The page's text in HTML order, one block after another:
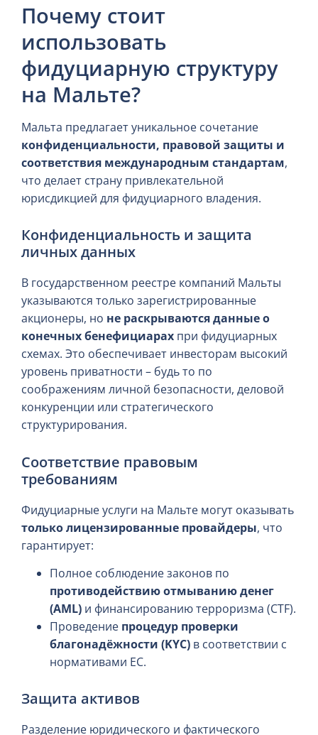
Почему стоит
использовать
фидуциарную структуру
на Мальте?
Мальта предлагает уникальное сочетание
конфиденциальности, правовой защиты и
соответствия международным стандартам,
что делает страну привлекательной
юрисдикцией для фидуциарного владения.
Конфиденциальность и защита
личных данных
В государственном реестре компаний Мальты
указываются только зарегистрированные
акционеры, но не раскрываются данные о
конечных бенефициарах при фидуциарных
схемах. Это обеспечивает инвесторам высокий
уровень приватности – будь то по
соображениям личной безопасности, деловой
конкуренции или стратегического
структурирования.
Соответствие правовым
требованиям
Фидуциарные услуги на Мальте могут оказывать
только лицензированные провайдеры, что
гарантирует:
Полное соблюдение законов по
противодействию отмыванию денег
(AML) и финансированию терроризма (CTF).
Проведение процедур проверки
благонадёжности (KYC) в соответствии с
нормативами ЕС.
Защита активов
Разделение юридического и фактического